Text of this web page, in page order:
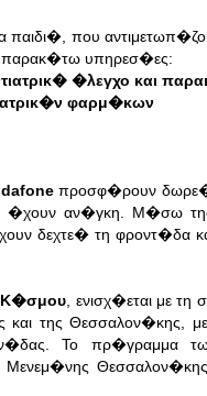
παιδι�, που
παρακ�τω υπηρεσ�ες:
�λεγχο και
φαρμ�κων
προσφ�ρουν
�χουν αν�γκη. Μ�σω
δεχτε� τη φροντ�δα
Κ�σμου , ενισχ�εται με
και της
Το πρ�γραμμα